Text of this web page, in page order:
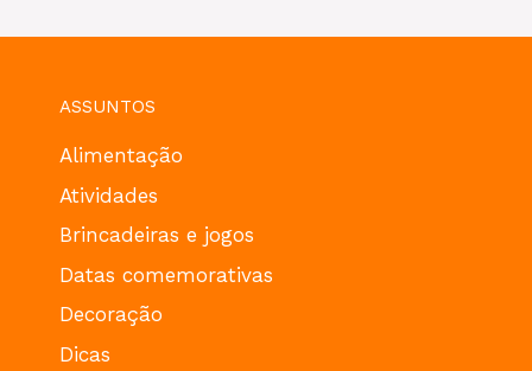
ASSUNTOS
Alimentação
Atividades
Brincadeiras e jogos
Datas comemorativas
Decoração
Dicas